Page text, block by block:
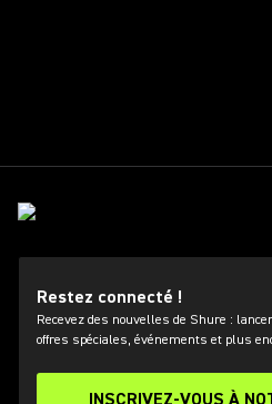
Restez connecté !
Recevez des nouvelles de Shure :
offres spéciales, événements et plus
INSCRIVEZ-VOUS À